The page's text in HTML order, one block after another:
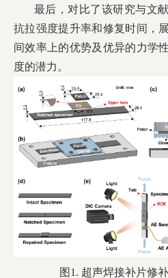
最后，对比了该研究与文
抗拉强度提升率和修复时间，
间效率上的优势及优异的力学
度的潜力。
图1. 超声焊接补片修